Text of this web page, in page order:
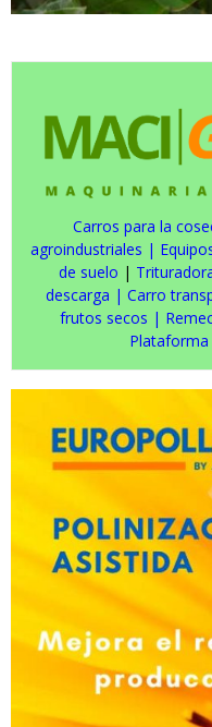
Carros para la
agroindustriales |
de suelo |
descarga | Carro
frutos secos |